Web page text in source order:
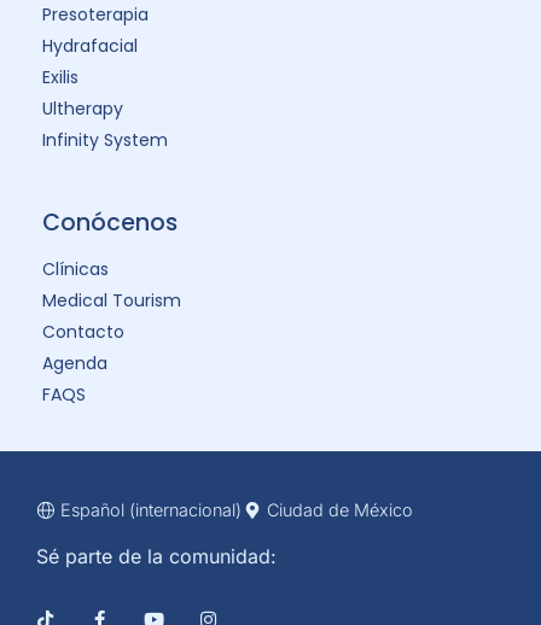
Presoterapia
Hydrafacial
Exilis
Ultherapy
Infinity System
Conócenos
Clínicas
Medical Tourism
Contacto
Agenda
FAQS
Español (internacional) Ciudad de México
Sé parte de la comunidad: